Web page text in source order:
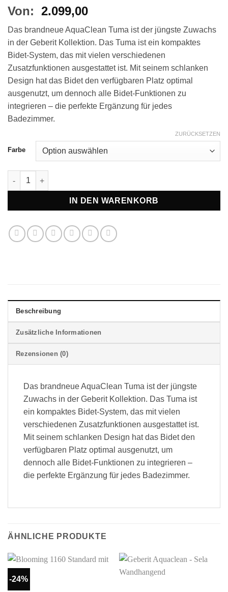
Von: 2.099,00
Das brandneue AquaClean Tuma ist der jüngste Zuwachs
in der Geberit Kollektion. Das Tuma ist ein kompaktes
Bidet-System, das mit vielen verschiedenen
Zusatzfunktionen ausgestattet ist. Mit seinem schlanken
Design hat das Bidet den verfügbaren Platz optimal
ausgenutzt, um dennoch alle Bidet-Funktionen zu
integrieren – die perfekte Ergänzung für jedes
Badezimmer.
Farbe
ZURÜCKSETZEN
Geberit aquaclean - Tuma Comfort - Inclusief wandcloset
IN DEN WARENKORB
Beschreibung
Zusätzliche Informationen
Rezensionen (0)
Das brandneue AquaClean Tuma ist der jüngste
Zuwachs in der Geberit Kollektion. Das Tuma ist
ein kompaktes Bidet-System, das mit vielen
verschiedenen Zusatzfunktionen ausgestattet ist.
Mit seinem schlanken Design hat das Bidet den
verfügbaren Platz optimal ausgenutzt, um
dennoch alle Bidet-Funktionen zu integrieren –
die perfekte Ergänzung für jedes Badezimmer.
ÄHNLICHE PRODUKTE
-24%